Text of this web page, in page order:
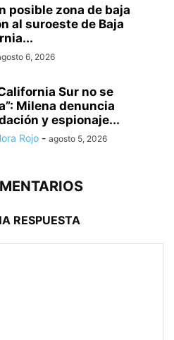
posible zona de baja
al suroeste de Baja
6, 2026
Sur no se
Milena denuncia
y espionaje...
Rojo - agosto 5, 2026
RESPUESTA